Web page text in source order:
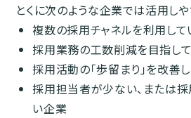
とくに次のような企業では活用し
複数の採用チャネルを利用して
採用業務の工数削減を目指し
採用活動の「歩留まり」を改善
採用担当者が少ない、または
い企業